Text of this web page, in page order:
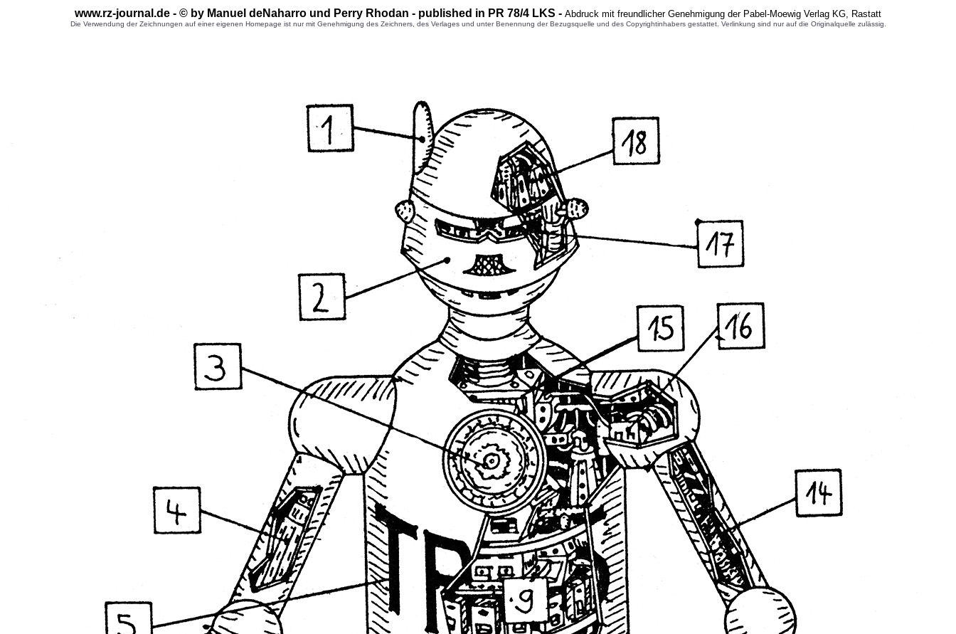
www.rz-journal.de - © by Manuel deNaharro und Perry Rhodan - published in PR 78/4 LKS - Abdruck mit freundlicher Genehmigung der Pabel-Moewig Verlag KG, Rastatt
Die Verwendung der Zeichnungen auf einer eigenen Homepage ist nur mit Genehmigung des Zeichners, des Verlages und unter Benennung der Bezugsquelle und des Copyrightinhabers gestattet. Verlinkung sind nur auf die Originalquelle zulässig.